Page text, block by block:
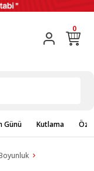
0
Günü Kutlama